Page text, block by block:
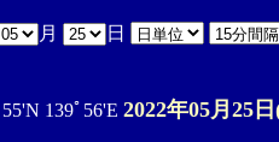
月 日
139ﾟ56'E 2022年05月25